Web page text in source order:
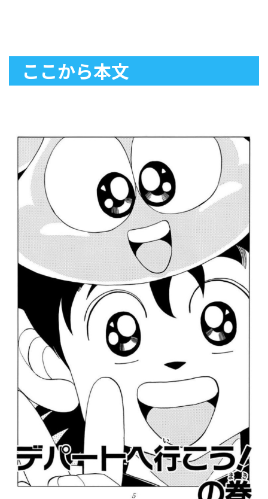
ここから本文